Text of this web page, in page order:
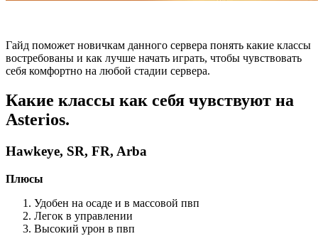
Гайд поможет новичкам данного сервера понять какие классы
востребованы и как лучше начать играть, чтобы чувствовать
себя комфортно на любой стадии сервера.
Какие классы как себя чувствуют на
Asterios.
Hawkeye, SR, FR, Arba
Плюсы
Удобен на осаде и в массовой пвп
Легок в управлении
Высокий урон в пвп